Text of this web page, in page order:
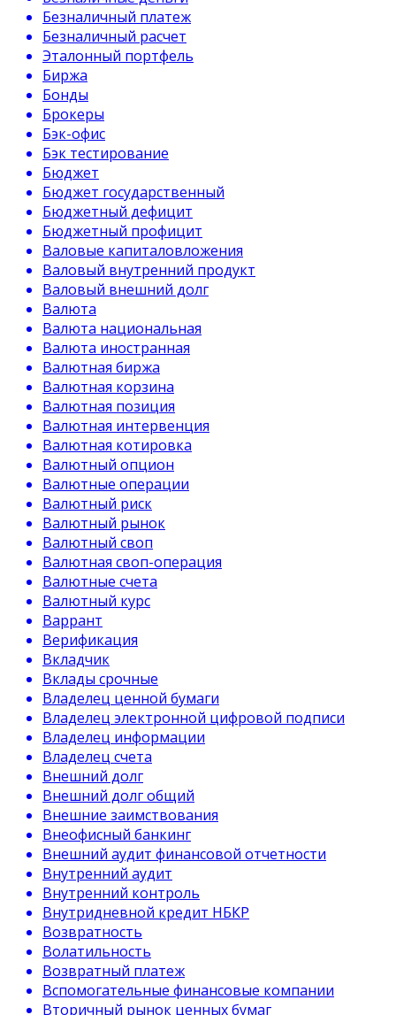
Безналичный платеж
Безналичный расчет
Эталонный портфель
Биржа
Бонды
Брокеры
Бэк-офис
Бэк тестирование
Бюджет
Бюджет государственный
Бюджетный дефицит
Бюджетный профицит
Валовые капиталовложения
Валовый внутренний продукт
Валовый внешний долг
Валюта
Валюта национальная
Валюта иностранная
Валютная биржа
Валютная корзина
Валютная позиция
Валютная интервенция
Валютная котировка
Валютный опцион
Валютные операции
Валютный риск
Валютный рынок
Валютный своп
Валютная своп-операция
Валютные счета
Валютный курс
Варрант
Верификация
Вкладчик
Вклады срочные
Владелец ценной бумаги
Владелец электронной цифровой подписи
Владелец информации
Владелец счета
Внешний долг
Внешний долг общий
Внешние заимствования
Внеофисный банкинг
Внешний аудит финансовой отчетности
Внутренний аудит
Внутренний контроль
Внутридневной кредит НБКР
Возвратность
Волатильность
Возвратный платеж
Вспомогательные финансовые компании
Вторичный рынок ценных бумаг